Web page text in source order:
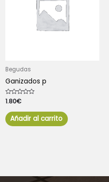
Begudas
Ganizados p
Valorado
con
de
5
1.80€
Añadir al carrito